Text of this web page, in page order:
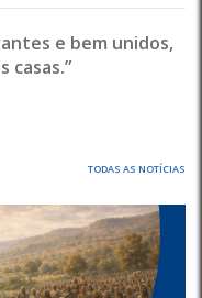
e bem unidos,
casas.”
TODAS AS NOTÍCIAS